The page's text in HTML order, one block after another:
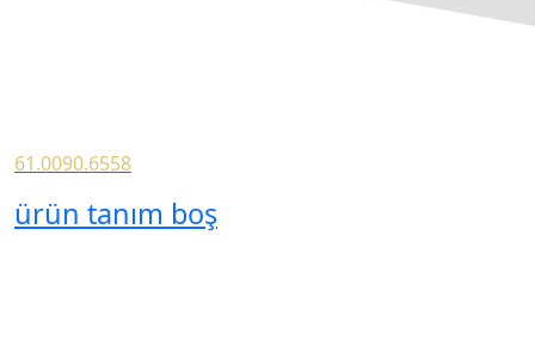
61.0090.6558
ürün tanım boş